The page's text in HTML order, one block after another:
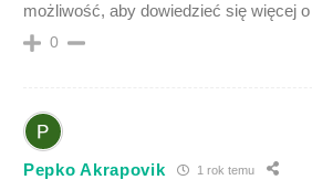
możliwość, aby dowiedzieć się więcej
0
Pepko Akrapovik 1 rok temu